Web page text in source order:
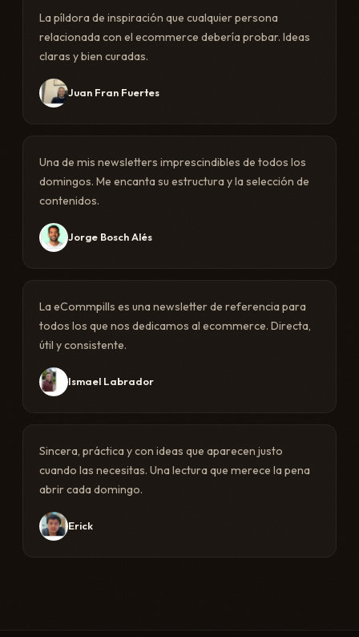
La píldora de inspiración que cualquier persona
relacionada con el ecommerce debería probar. Ideas
claras y bien curadas.
Juan Fran Fuertes
Una de mis newsletters imprescindibles de todos los
domingos. Me encanta su estructura y la selección de
contenidos.
Jorge Bosch Alés
La eCommpills es una newsletter de referencia para
todos los que nos dedicamos al ecommerce. Directa,
útil y consistente.
Ismael Labrador
Sincera, práctica y con ideas que aparecen justo
cuando las necesitas. Una lectura que merece la pena
abrir cada domingo.
Erick